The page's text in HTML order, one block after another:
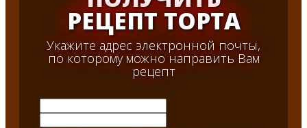
РЕЦЕПТ ТОРТА
Укажите адрес электронной почты,
по которому можно направить Вам
рецепт